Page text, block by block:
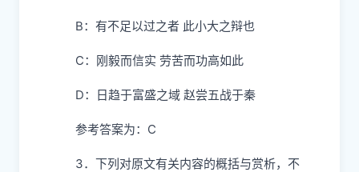
B：有不足以过之者 此小大之辩也
C：刚毅而信实 劳苦而功高如此
D：日趋于富盛之域 赵尝五战于秦
参考答案为：C
3．下列对原文有关内容的概括与赏析，不